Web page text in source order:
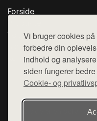
Vi bruger cookies
forbedre din
indhold og
siden fungerer
Cookie- og
Forside
Top Rabatter
Blog
Kontakt
Denne side er en del af